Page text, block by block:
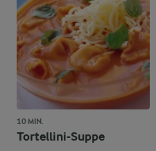
10 MIN.
Tortellini-Suppe